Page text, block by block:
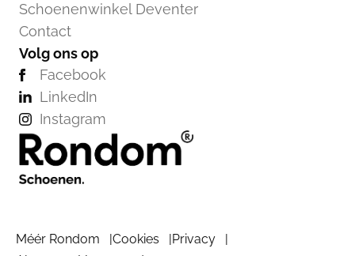
Schoenenwinkel Deventer
Contact
Volg ons op
Facebook
LinkedIn
Instagram
Méér Rondom Cookies
Privacy